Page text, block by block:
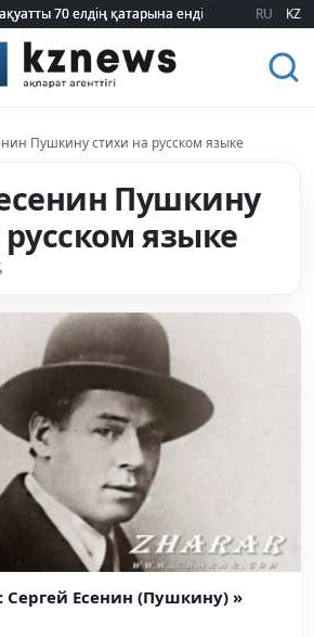
70 елдің қатарына енді
70 елдің қатарына енді RU KZ
Пушкину стихи на русском языке
Пушкину
языке
Сергей Есенин (Пушкину) »